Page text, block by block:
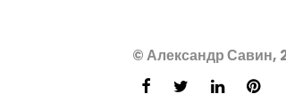
© Александр Савин,